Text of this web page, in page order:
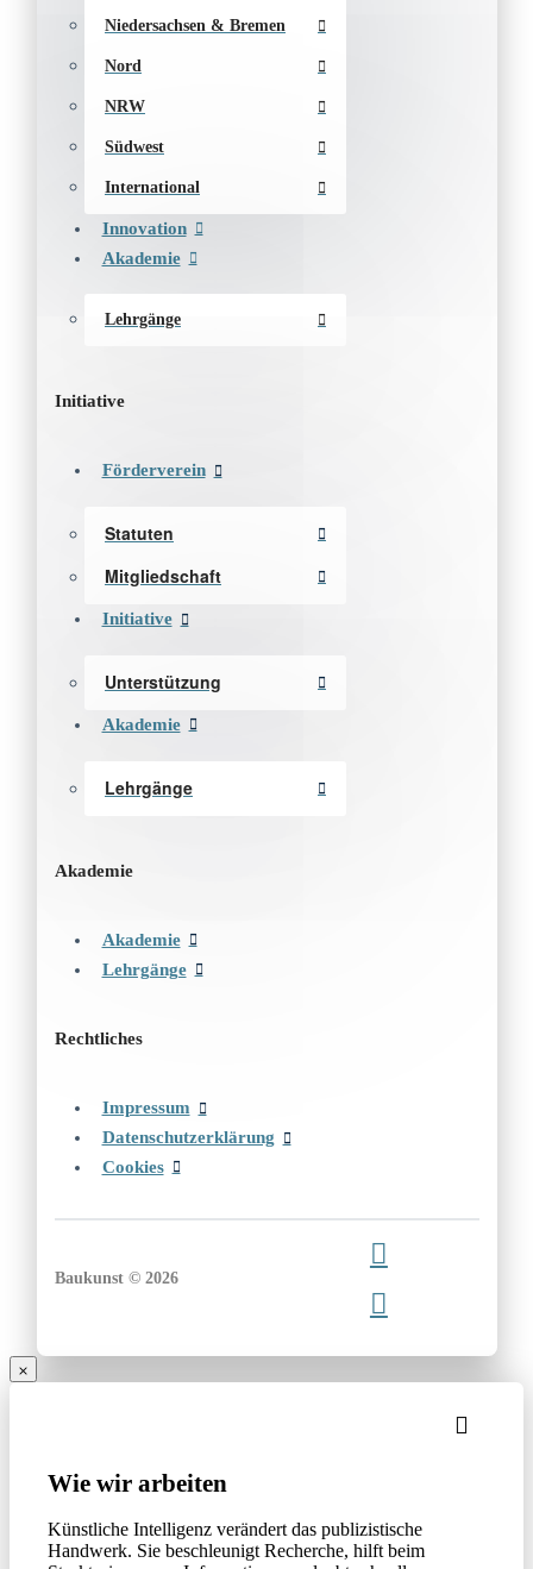
Niedersachsen & Bremen
Nord
NRW
Südwest
International
Innovation
Akademie
Lehrgänge
Initiative
Förderverein
Statuten
Mitgliedschaft
Initiative
Unterstützung
Akademie
Lehrgänge
Akademie
Akademie
Lehrgänge
Rechtliches
Impressum
Datenschutzerklärung
Cookies
Baukunst © 2026
Wie wir arbeiten
Künstliche Intelligenz verändert das publizistische
Handwerk. Sie beschleunigt Recherche, hilft beim